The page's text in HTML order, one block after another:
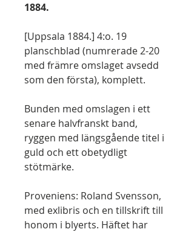
1884.
[Uppsala 1884.] 4:o. 19
planschblad (numrerade 2-20
med främre omslaget avsedd
som den första), komplett.
Bunden med omslagen i ett
senare halvfranskt band,
ryggen med längsgående titel i
guld och ett obetydligt
stötmärke.
Proveniens: Roland Svensson,
med exlibris och en tillskrift till
honom i blyerts. Häftet har